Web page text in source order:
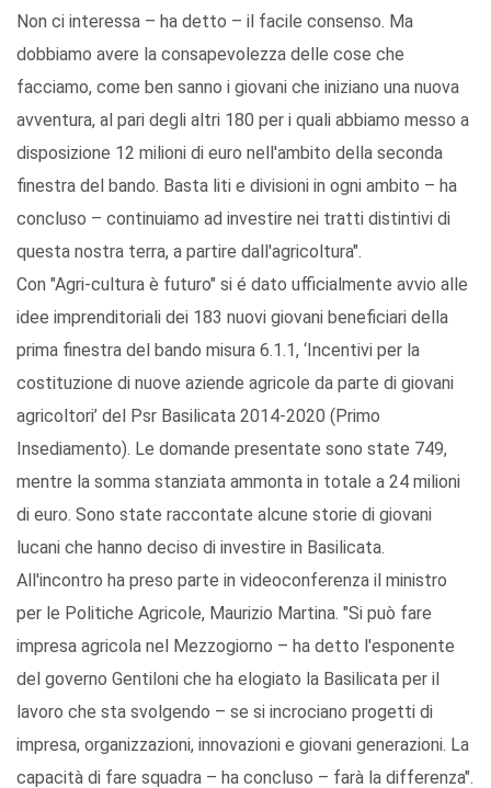
Non ci interessa – ha detto – il facile consenso. Ma
dobbiamo avere la consapevolezza delle cose che
facciamo, come ben sanno i giovani che iniziano una nuova
avventura, al pari degli altri 180 per i quali abbiamo messo a
disposizione 12 milioni di euro nell'ambito della seconda
finestra del bando. Basta liti e divisioni in ogni ambito – ha
concluso – continuiamo ad investire nei tratti distintivi di
questa nostra terra, a partire dall'agricoltura".
Con "Agri-cultura è futuro" si é dato ufficialmente avvio alle
idee imprenditoriali dei 183 nuovi giovani beneficiari della
prima finestra del bando misura 6.1.1, ‘Incentivi per la
costituzione di nuove aziende agricole da parte di giovani
agricoltori’ del Psr Basilicata 2014-2020 (Primo
Insediamento). Le domande presentate sono state 749,
mentre la somma stanziata ammonta in totale a 24 milioni
di euro. Sono state raccontate alcune storie di giovani
lucani che hanno deciso di investire in Basilicata.
All'incontro ha preso parte in videoconferenza il ministro
per le Politiche Agricole, Maurizio Martina. "Si può fare
impresa agricola nel Mezzogiorno – ha detto l'esponente
del governo Gentiloni che ha elogiato la Basilicata per il
lavoro che sta svolgendo – se si incrociano progetti di
impresa, organizzazioni, innovazioni e giovani generazioni. La
capacità di fare squadra – ha concluso – farà la differenza".